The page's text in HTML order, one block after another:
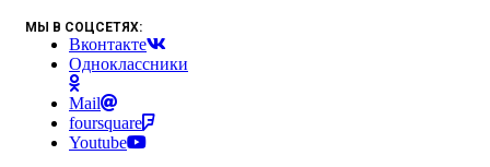
МЫ В СОЦСЕТЯХ:
Вконтакте
Одноклассники
Mail
foursquare
Youtube